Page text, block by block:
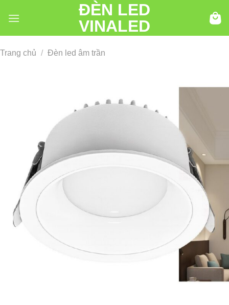
đến
ĐÈN LED
VINALED
Trang chủ / Đèn led âm trần